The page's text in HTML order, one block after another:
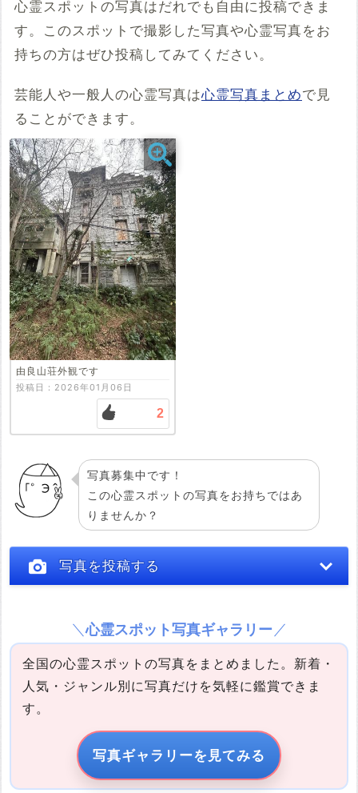
例：<iframe src="https://www.google.com/maps/embed?
pb=******" width="600" height="450" frameborder="0"
コメント
心霊スポットの写真はだれでも自由に投稿できま
す。このスポットで撮影した写真や心霊写真をお
持ちの方はぜひ投稿してみてください。
芸能人や一般人の心霊写真は心霊写真まとめで見
ることができます。
由良山荘外観です
投稿日：2026年01月06日
2
写真募集中です！
この心霊スポットの写真をお持ちではあ
りませんか？
写真を投稿する
写真の説明
心霊スポット写真ギャラリー
全国の心霊スポットの写真をまとめました。新着・
人気・ジャンル別に写真だけを気軽に鑑賞できま
す。
写真ギャラリーを見てみる